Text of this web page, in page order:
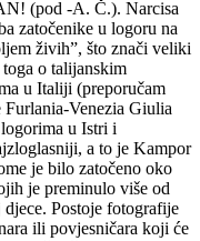
(pod -A. Č.). Narcisa
zatočenike u logoru na
živih”, što znači veliki
o talijanskim
u Italiji (preporučam
Venezia Giulia
u Istri i
a to je Kampor
je bilo zatočeno oko
je preminulo više od
Postoje fotografije
ili povjesničara koji će